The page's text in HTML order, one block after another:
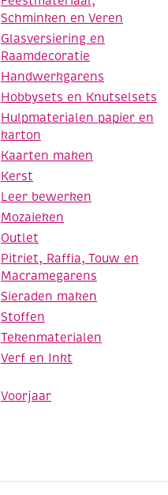
Schminken en Veren
Glasversiering en
Raamdecoratie
Handwerkgarens
Hobbysets en Knutselsets
Hulpmaterialen papier en
karton
Kaarten maken
Kerst
Leer bewerken
Mozaieken
Outlet
Pitriet, Raffia, Touw en
Macramegarens
Sieraden maken
Stoffen
Tekenmaterialen
Verf en Inkt
Voorjaar